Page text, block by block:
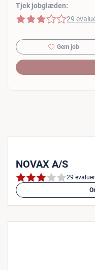
Tjek jobglæden:
3 af 5 stjerner
29
Gem job
NOVAX A/S
29